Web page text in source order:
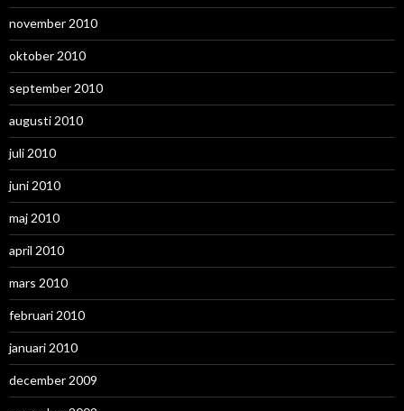
november 2010
oktober 2010
september 2010
augusti 2010
juli 2010
juni 2010
maj 2010
april 2010
mars 2010
februari 2010
januari 2010
december 2009